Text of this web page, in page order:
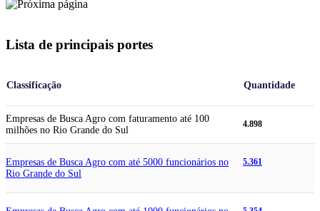
Lista de principais portes
Classificação Quantidade
Empresas de Busca Agro com faturamento até 100
milhões no Rio Grande do Sul
4.898
Empresas de Busca Agro com até 5000 funcionários no
Rio Grande do Sul
5.361